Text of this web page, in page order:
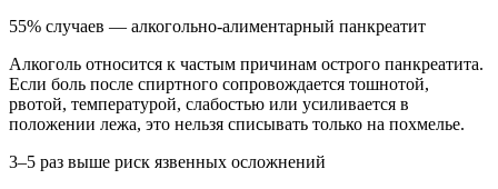
55% случаев — алкогольно-алиментарный панкреатит
Алкоголь относится к частым причинам острого панкреатита.
Если боль после спиртного сопровождается тошнотой,
рвотой, температурой, слабостью или усиливается в
положении лежа, это нельзя списывать только на похмелье.
3–5 раз выше риск язвенных осложнений